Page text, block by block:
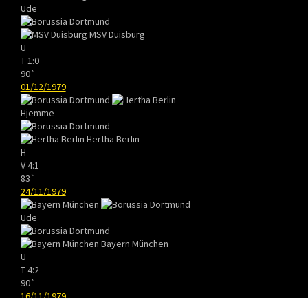
Ude
MSV Duisburg
U
T 1:0
90`
01/12/1979
Hjemme
Hertha Berlin
H
V4:1
83`
24/11/1979
Ude
Bayern München
U
T4:2
90`